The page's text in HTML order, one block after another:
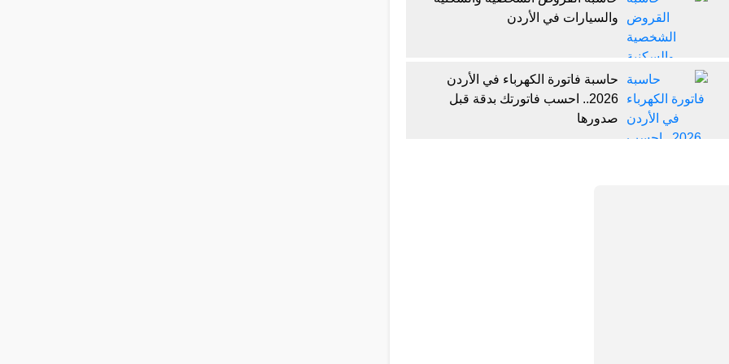
والسيارات في الأردن
حاسبة فاتورة الكهرباء في الأردن
2026.. احسب فاتورتك بدقة قبل
صدورها